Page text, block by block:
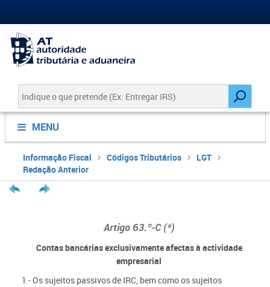
MENU
Informação Fiscal Códigos Tributários
LGT
Redação Anterior
Artigo 63.º-C (*)
Contas bancárias exclusivamente afectas à actividade
empresarial
1 - Os sujeitos passivos de IRC, bem como os sujeitos